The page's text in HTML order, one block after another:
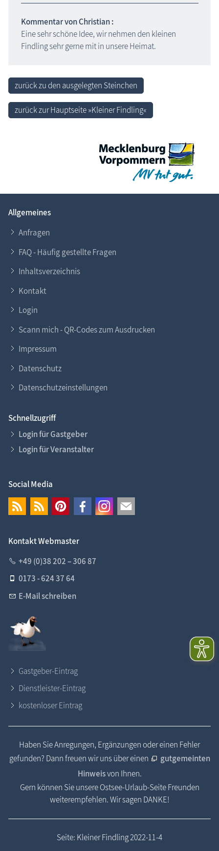
Kommentar von Christian :
Eine sehr schöne Idee, wir nehmen den kleinen
Findling sehr gerne mit in unsere Heimat.
zurück zu den ausgelegten Steinchen
zurück zur Hauptseite »Kleiner Findling«
Allgemeines
Anfragen
FAQ - Häufig gestellte Fragen
Inhaltsverzeichnis
Kontakt
Login
Scann mich - QR-Codes zum Ausdrucken
Impressum
Datenschutz
Datenschutzeinstellungen
Schnellzugriff
Login für Gastgeber
Login für Veranstalter
Social Media
Kontakt Webmaster
+49 (0)38 202 – 306 87
0173 - 624 37 64
E-Mail schreiben
Gastgeber-Eintrag
Dienstleister-Eintrag
kostenloser Eintrag
Haben Sie Anregungen, Ergänzungen oder einen Fehler
gefunden? Dann freuen wir uns über einen
gutgemeinten
Hinweisvon Ihnen.
Gern können Sie unsere Ostsee-Urlaub-Seite Freunden
weiterempfehlen. Wir sagen DANKE!
Seite: Kleiner Findling 2022-11-4